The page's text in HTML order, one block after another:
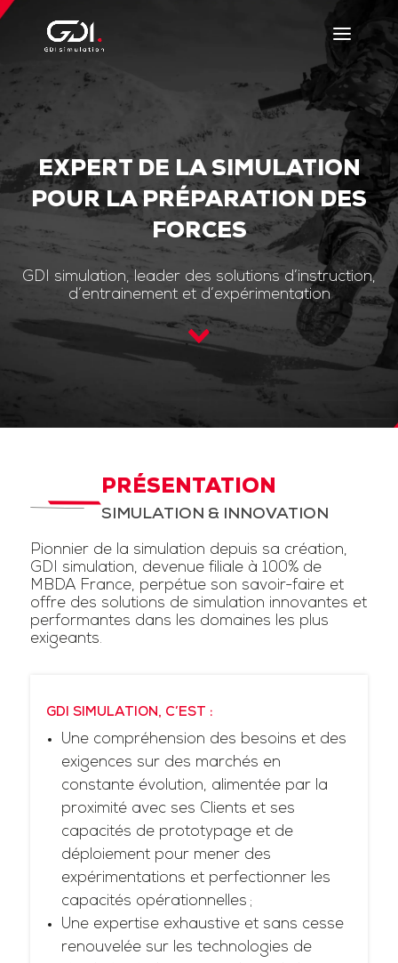
EXPERT DE LA SIMULATION
POUR LA PRÉPARATION DES
FORCES
GDI simulation, leader des solutions d’instruction,
d’entrainement et d’expérimentation
PRÉSENTATION
SIMULATION & INNOVATION
Pionnier de la simulation depuis sa création,
GDI simulation, devenue filiale à 100% de
MBDA France, perpétue son savoir-faire et
offre des solutions de simulation innovantes et
performantes dans les domaines les plus
exigeants.
GDI SIMULATION, C’EST :
Une compréhension des besoins et des
exigences sur des marchés en
constante évolution, alimentée par la
proximité avec ses Clients et ses
capacités de prototypage et de
déploiement pour mener des
expérimentations et perfectionner les
capacités opérationnelles ;
Une expertise exhaustive et sans cesse
renouvelée sur les technologies de